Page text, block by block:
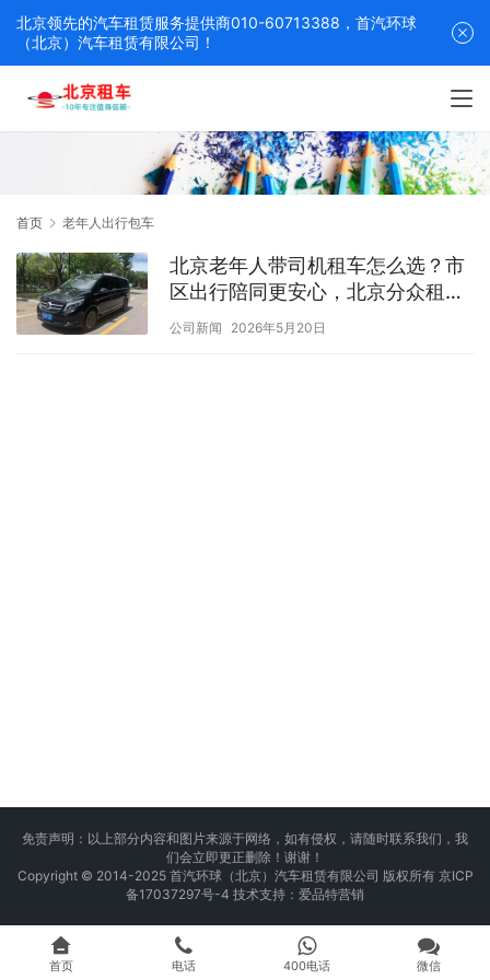
首页 老年人出行包车
北京老年人带司机租车怎么选？市
区出行陪同更安心，北京分众租车
公司提供耐心专业服务
公司新闻 2026年5月20日
免责声明：以上部分内容和图片来源于网络，如有侵权，请随时联系我们，我
们会立即更正删除！谢谢！
Copyright © 2014-2025 首汽环球（北京）汽车租赁有限公司 版权所有 京ICP
备17037297号-4 技术支持： 爱品特营销
首页 电话 400电话 微信
北京领先的汽车租赁服务提供商010-60713388，首汽环球
（北京）汽车租赁有限公司！